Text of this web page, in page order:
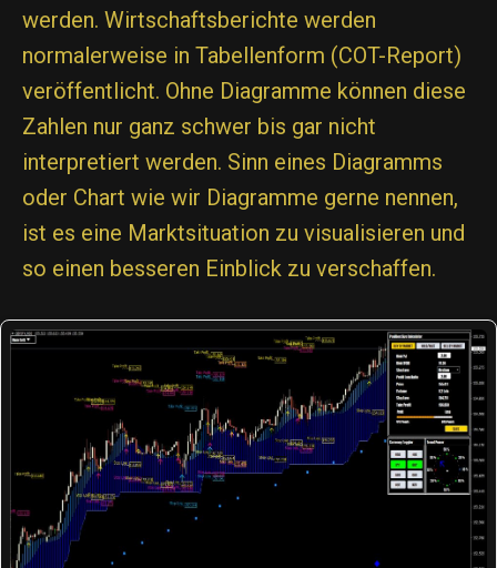
werden. Wirtschaftsberichte werden
normalerweise in Tabellenform (COT-Report)
veröffentlicht. Ohne Diagramme können diese
Zahlen nur ganz schwer bis gar nicht
interpretiert werden. Sinn eines Diagramms
oder Chart wie wir Diagramme gerne nennen,
ist es eine Marktsituation zu visualisieren und
so einen besseren Einblick zu verschaffen.